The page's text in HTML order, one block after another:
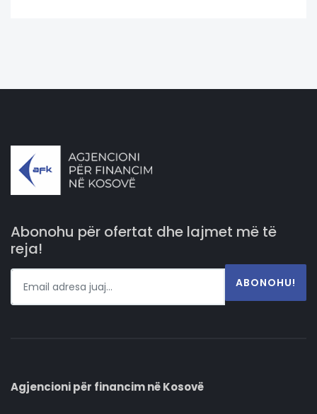
Abonohu për ofertat dhe lajmet më të
reja!
ABONOHU!
Agjencioni për financim në Kosovë